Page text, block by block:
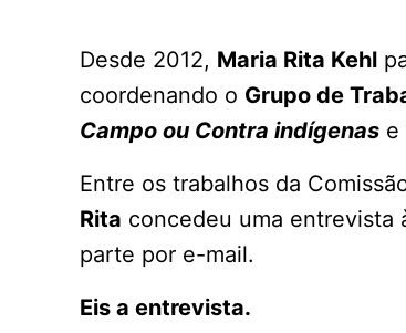
Desde 2012, Maria Rita Kehl
coordenando o Grupo de
Campo ou Contra indígenas e
Entre os trabalhos da
Rita concedeu uma entrevista
parte por e-mail.
Eis a entrevista.